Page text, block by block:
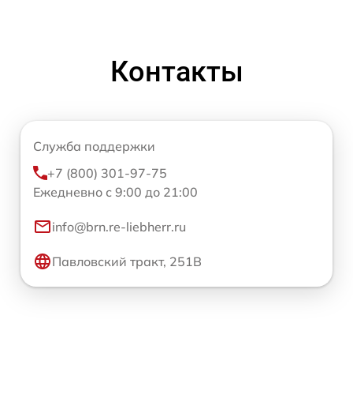
Контакты
Служба поддержки
+7 (800) 301-97-75
Ежедневно с 9:00 до 21:00
info@brn.re-liebherr.ru
Павловский тракт, 251В